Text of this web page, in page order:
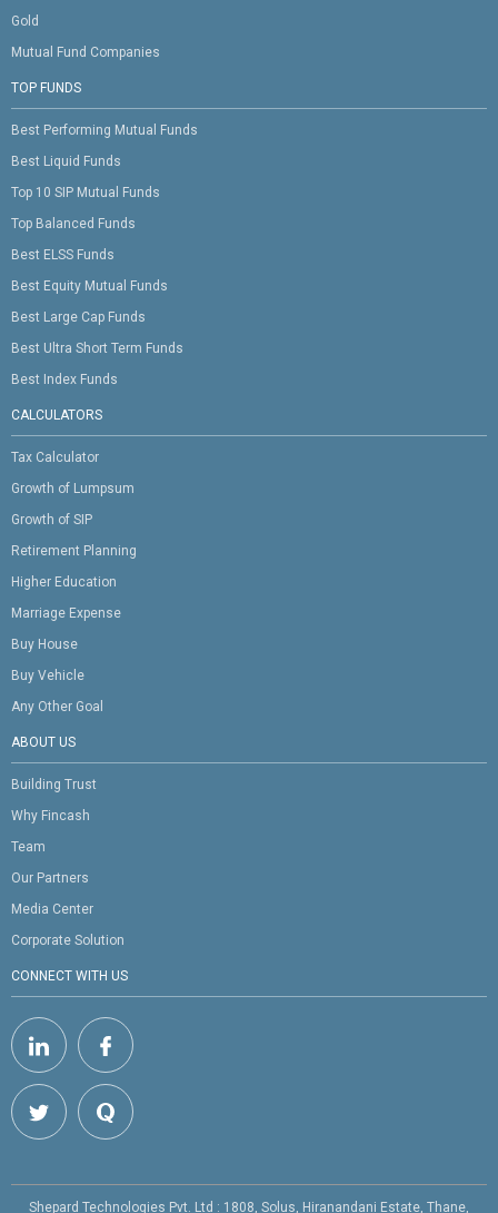
Gold
Mutual Fund Companies
TOP FUNDS
Best Performing Mutual Funds
Best Liquid Funds
Top 10 SIP Mutual Funds
Top Balanced Funds
Best ELSS Funds
Best Equity Mutual Funds
Best Large Cap Funds
Best Ultra Short Term Funds
Best Index Funds
CALCULATORS
Tax Calculator
Growth of Lumpsum
Growth of SIP
Retirement Planning
Higher Education
Marriage Expense
Buy House
Buy Vehicle
Any Other Goal
ABOUT US
Building Trust
Why Fincash
Team
Our Partners
Media Center
Corporate Solution
CONNECT WITH US
Shepard Technologies Pvt. Ltd : 1808, Solus, Hiranandani Estate, Thane,